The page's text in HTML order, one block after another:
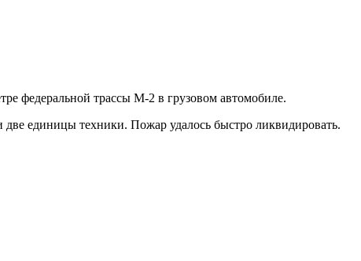
федеральной трассы М-2 в грузовом автомобиле.
единицы техники. Пожар удалось быстро ликвидировать.